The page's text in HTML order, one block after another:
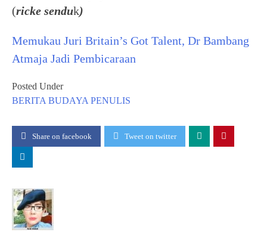
(ricke senduk)
Memukau Juri Britain’s Got Talent, Dr Bambang
Atmaja Jadi Pembicaraan
Posted Under
BERITA BUDAYA PENULIS
Share on facebook Tweet on twitter